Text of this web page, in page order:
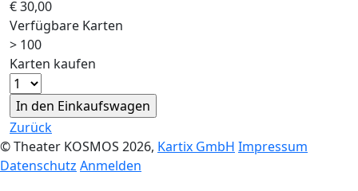
€ 30,00
Verfügbare Karten
> 100
Karten kaufen
Zurück
© Theater KOSMOS 2026, Kartix GmbH Impressum
Datenschutz Anmelden